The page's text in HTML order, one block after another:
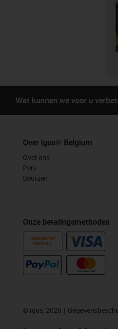
Wat kunnen we voor u
Over igus® Belgium
Over ons
Pers
Beurzen
Onze betalingsmethoden
AANKOOP OP
REKENING
© igus, 2026